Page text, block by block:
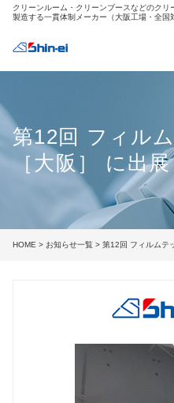
クリーンルーム・クリーンブースなどのクリ
製造する一貫体制メーカー（大阪工場・全国
第12回 フィル
［大阪］ に出
HOME > お知らせ一覧 > 第12回 フィルムテ